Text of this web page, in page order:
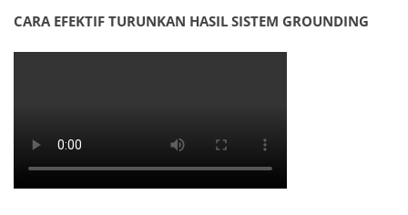
CARA EFEKTIF TURUNKAN HASIL SISTEM GROUNDING